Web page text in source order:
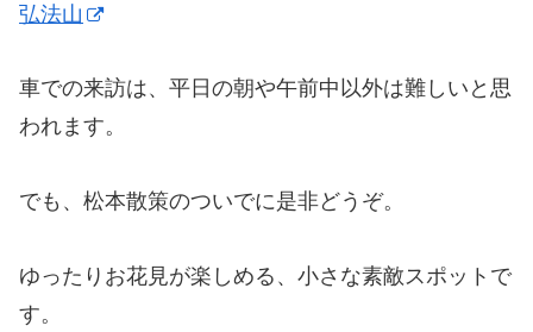
弘法山
車での来訪は、平日の朝や午前中以外は難しいと思
われます。
でも、松本散策のついでに是非どうぞ。
ゆったりお花見が楽しめる、小さな素敵スポットで
す。